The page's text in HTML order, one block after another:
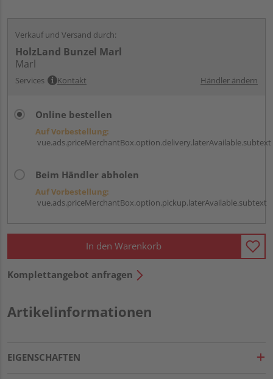
Verkauf und Versand durch:
HolzLand Bunzel Marl
Marl
Services Kontakt Händler ändern
Online bestellen
Auf Vorbestellung:
vue.ads.priceMerchantBox.option.delivery.laterAvailable.subtext
Beim Händler abholen
Auf Vorbestellung:
vue.ads.priceMerchantBox.option.pickup.laterAvailable.subtext
In den Warenkorb
Komplettangebot anfragen
Artikelinformationen
EIGENSCHAFTEN